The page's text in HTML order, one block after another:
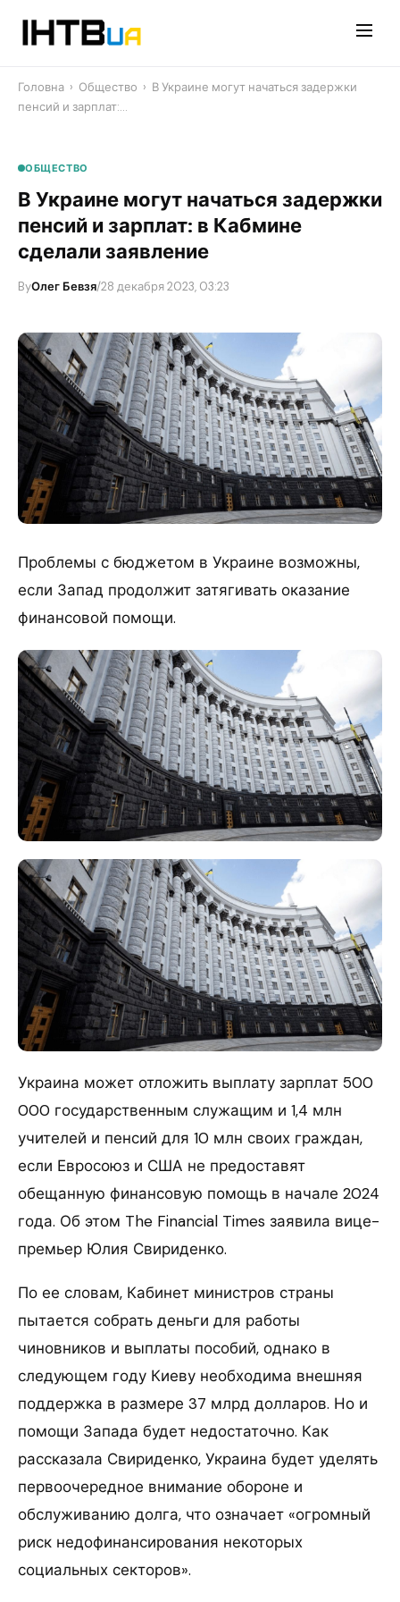
Головна › Общество › В Украине могут начаться задержки
пенсий и зарплат:…
ОБЩЕСТВО
В Украине могут начаться задержки
пенсий и зарплат: в Кабмине
сделали заявление
ByОлег Бевзя/28 декабря 2023, 03:23
Проблемы с бюджетом в Украине возможны,
если Запад продолжит затягивать оказание
финансовой помощи.
Украина может отложить выплату зарплат 500
000 государственным служащим и 1,4 млн
учителей и пенсий для 10 млн своих граждан,
если Евросоюз и США не предоставят
обещанную финансовую помощь в начале 2024
года. Об этом The Financial Times заявила вице-
премьер Юлия Свириденко.
По ее словам, Кабинет министров страны
пытается собрать деньги для работы
чиновников и выплаты пособий, однако в
следующем году Киеву необходима внешняя
поддержка в размере 37 млрд долларов. Но и
помощи Запада будет недостаточно. Как
рассказала Свириденко, Украина будет уделять
первоочередное внимание обороне и
обслуживанию долга, что означает «огромный
риск недофинансирования некоторых
социальных секторов».